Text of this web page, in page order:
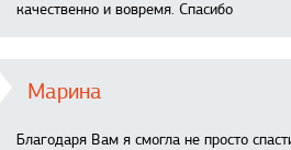
качественно и вовремя. Спасибо
Марина
Благодаря Вам я смогла не просто